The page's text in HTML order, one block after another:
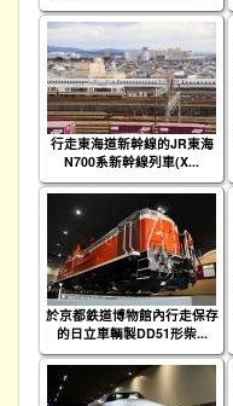
行走東海道新幹線的JR東海
N700系新幹線列車(X...
於京都鉄道博物館內行走保存
的日立車輌製DD51形柴...